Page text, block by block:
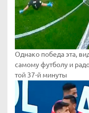
Однако победа эта,
самому футболу и
той 37-й минуты